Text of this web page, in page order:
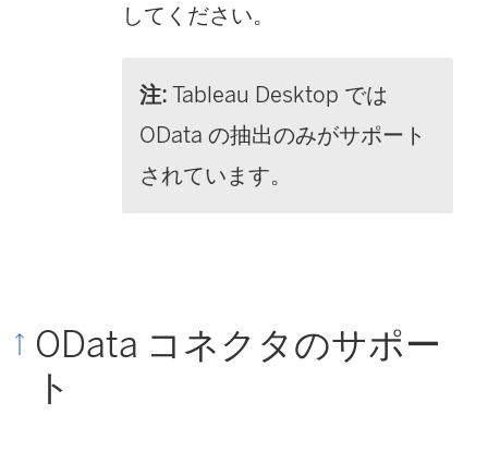
してください。
注: Tableau Desktop では
OData の抽出のみがサポート
されています。
OData コネクタのサポー
ト